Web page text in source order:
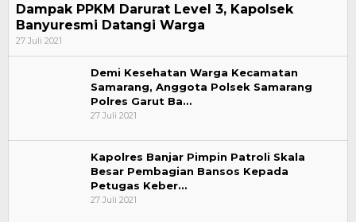
Dampak PPKM Darurat Level 3, Kapolsek
Banyuresmi Datangi Warga
27 Juli 2021
Demi Kesehatan Warga Kecamatan
Samarang, Anggota Polsek Samarang
Polres Garut Ba…
27 Juli 2021
Kapolres Banjar Pimpin Patroli Skala
Besar Pembagian Bansos Kepada
Petugas Keber…
27 Juli 2021